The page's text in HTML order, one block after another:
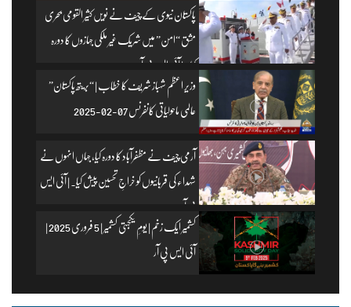
پاکستان نیوی کے چیف نے نویں کثیر القومی بحری
مشق “امن” میں شریک غیر ملکی جہازوں کا دورہ
کیا۔ | آئی ایس پی آر
وزیرِ اعظم شہباز شریف کا خطاب | “بریتھ پاکستان”
عالمی ماحولیاتی کانفرنس 07-02-2025
آرمی چیف نے مظفرآباد کا دورہ کیا، جہاں انہوں نے
شہداء کی قربانیوں کو خراجِ تحسین پیش کیا۔ | آئی ایس
پی آر
کشمیر ایک زخم | یومِ یکجہتی کشمیر | 5 فروری 2025 |
آئی ایس پی آر